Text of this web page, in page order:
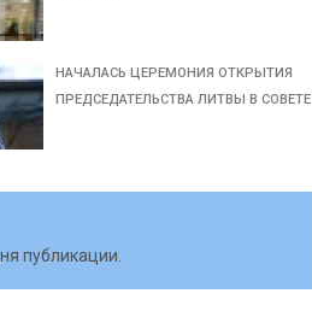
НАЧАЛАСЬ ЦЕРЕМОНИЯ ОТКРЫТИЯ
ПРЕДСЕДАТЕЛЬСТВА ЛИТВЫ В СОВЕТЕ
публикации.